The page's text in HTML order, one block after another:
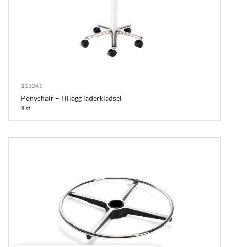
113241
Ponychair – Tillägg läderklädsel
1 st